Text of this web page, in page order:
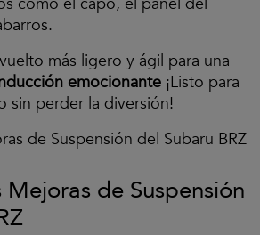
más ligero y ágil para una
emocionante ¡Listo para
sin perder la diversión!
de Suspensión del Subaru BRZ
Mejoras de Suspensión